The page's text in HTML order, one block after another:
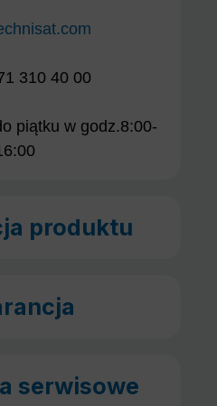
310 40 00
piątku w godz.8:00-
produktu
serwisowe